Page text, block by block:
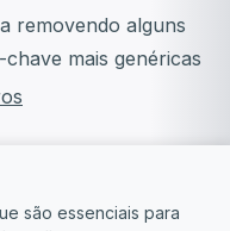
removendo alguns
mais genéricas
são essenciais para